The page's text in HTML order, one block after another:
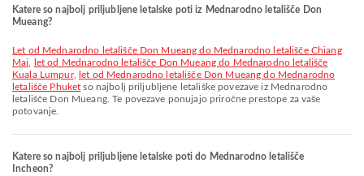
Katere so najbolj priljubljene letalske poti iz Mednarodno letališče Don
Mueang?
let od Mednarodno letališče Don Mueang do Mednarodno letališče Chiang
Mai
let od Mednarodno letališče Don Mueang do Mednarodno letališče
Kuala Lumpur,
let od Mednarodno letališče Don Mueang do Mednarodno
letališče Phuket so najbolj priljubljene letališke povezave iz Mednarodno
letališče Don Mueang. Te povezave ponujajo priročne prestope za vaše
potovanje.
Katere so najbolj priljubljene letalske poti do Mednarodno letališče
Incheon?